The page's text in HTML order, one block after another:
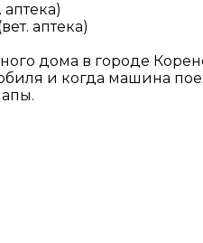
аптека)
дома в городе
и когда машина